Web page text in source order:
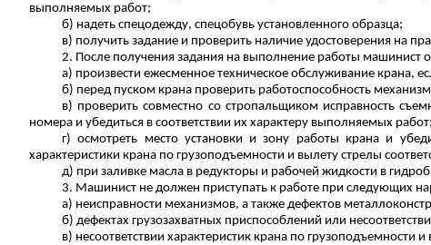
выполняемых работ;
б) надеть спецодежду, спецобувь установленного образца;
в) получить задание и проверить наличие удостоверения на
2. После получения задания на выполнение работы машинист
а) произвести ежесменное техническое обслуживание крана,
б) перед пуском крана проверить работоспособность
в) проверить совместно со стропальщиком исправность
номера и убедиться в соответствии их характеру выполняемых работ;
г) осмотреть место установки и зону работы крана и
характеристики крана по грузоподъемности и вылету стрелы
д) при заливке масла в редукторы и рабочей жидкости в
3. Машинист не должен приступать к работе при следующих
а) неисправности механизмов, а также дефектов
б) дефектах грузозахватных приспособлений или
в) несоответствии характеристик крана по грузоподъемности